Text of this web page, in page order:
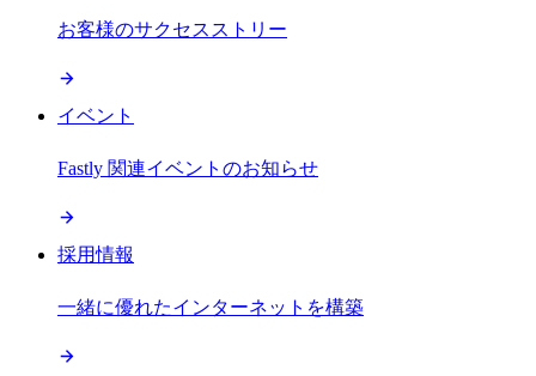
お客様のサクセスストリー
イベント
Fastly 関連イベントのお知らせ
採用情報
一緒に優れたインターネットを構築